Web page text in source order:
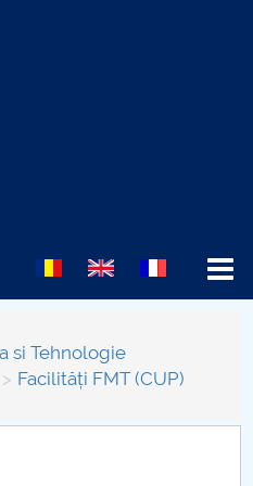
Proiectelor
si Tehnologie
Facilități FMT (CUP)